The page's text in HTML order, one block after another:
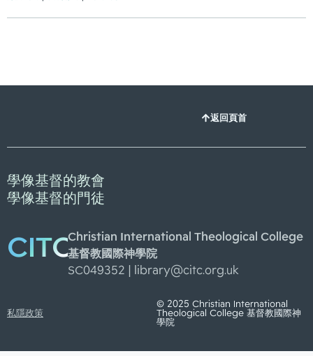
返回頁首
學像基督的教會
學像基督的門徒
CITCChristian International Theological College
基督教國際神學院
SC049352 |
library@citc.org.uk
私隱政策
© 2025 Christian International
Theological College 基督教國際神
學院